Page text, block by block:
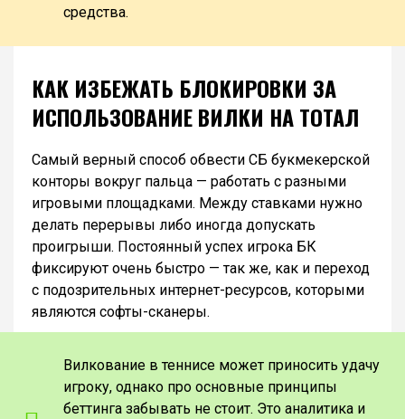
средства.
КАК ИЗБЕЖАТЬ БЛОКИРОВКИ ЗА
ИСПОЛЬЗОВАНИЕ ВИЛКИ НА ТОТАЛ
Самый верный способ обвести СБ букмекерской
конторы вокруг пальца — работать с разными
игровыми площадками. Между ставками нужно
делать перерывы либо иногда допускать
проигрыши. Постоянный успех игрока БК
фиксируют очень быстро — так же, как и переход
с подозрительных интернет-ресурсов, которыми
являются софты-сканеры.
Вилкование в теннисе может приносить удачу
игроку, однако про основные принципы
беттинга забывать не стоит. Это аналитика и